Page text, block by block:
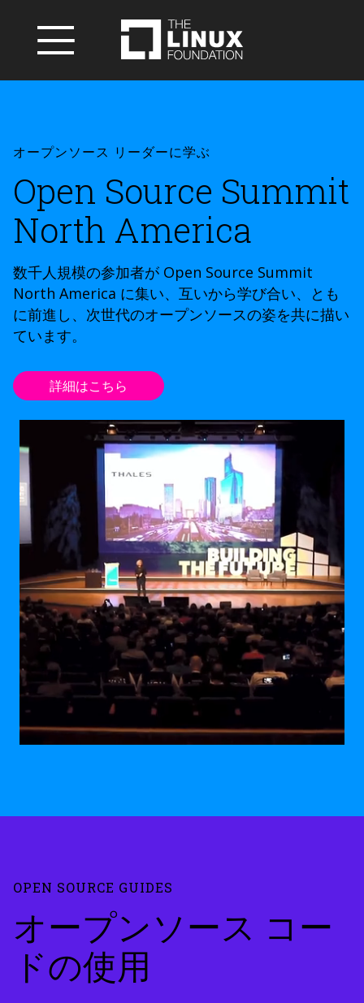
オープンソース リーダーに学ぶ
Open Source Summit
North America
数千人規模の参加者が Open Source Summit
North America に集い、互いから学び合い、とも
に前進し、次世代のオープンソースの姿を共に描い
ています。
詳細はこちら
OPEN SOURCE GUIDES
オープンソース コー
ドの使用